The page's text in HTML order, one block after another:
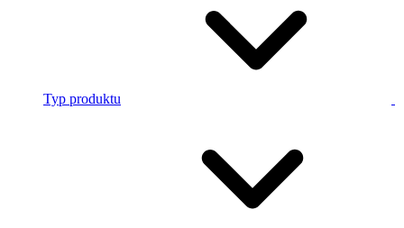
Typ produktu